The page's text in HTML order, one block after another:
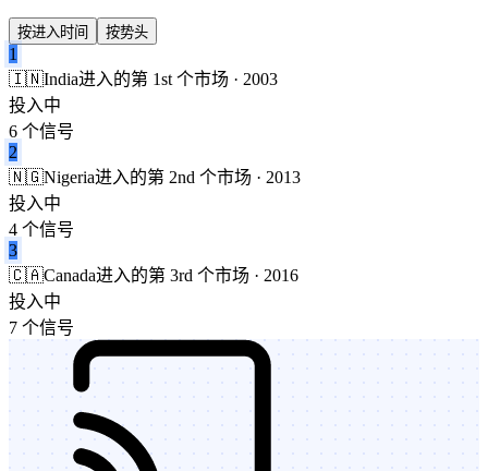
按进入时间 按势头
1
🇮🇳India进入的第 1st 个市场 · 2003
投入中
6 个信号
2
🇳🇬Nigeria进入的第 2nd 个市场 · 2013
投入中
4 个信号
3
🇨🇦Canada进入的第 3rd 个市场 · 2016
投入中
7 个信号